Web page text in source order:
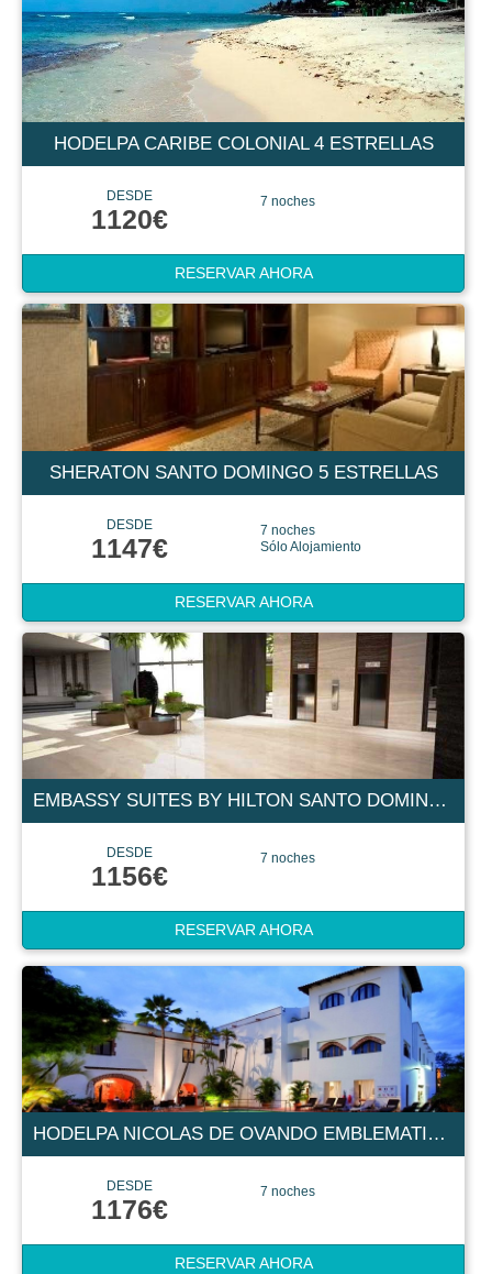
HODELPA CARIBE COLONIAL 4 ESTRELLAS
DESDE
1120€
7 noches
RESERVAR AHORA
SHERATON SANTO DOMINGO 5 ESTRELLAS
DESDE
1147€
7 noches
Sólo Alojamiento
RESERVAR AHORA
EMBASSY SUITES BY HILTON SANTO DOMINGO 5 ESTRELLAS
DESDE
1156€
7 noches
RESERVAR AHORA
HODELPA NICOLAS DE OVANDO EMBLEMATIC HOTEL 5 ESTRELLAS
DESDE
1176€
7 noches
RESERVAR AHORA